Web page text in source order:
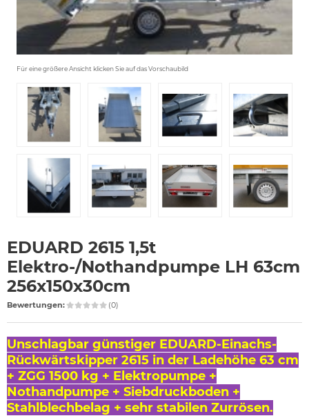
Für eine größere Ansicht klicken Sie auf das Vorschaubild
EDUARD 2615 1,5t
Elektro-/Nothandpumpe LH 63cm
256x150x30cm
Bewertungen: (0)
Unschlagbar günstiger EDUARD-Einachs-
Rückwärtskipper 2615 in der Ladehöhe 63 cm
+ ZGG 1500 kg + Elektropumpe +
Nothandpumpe + Siebdruckboden +
Stahlblechbelag + sehr stabilen Zurrösen.